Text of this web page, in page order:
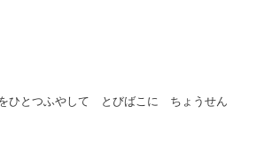
ひとつふやして とびばこに ちょうせん